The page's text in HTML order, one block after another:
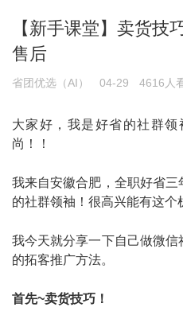
【新手课堂】卖货技
售后
省团优选（AI） 04-29 4616人
大家好，我是好省的社群领
尚！！
我来自安徽合肥，全职好省
的社群领袖！很高兴能有这个
我今天就分享一下自己做微
的拓客推广方法。
首先~卖货技巧！